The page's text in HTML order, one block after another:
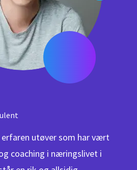
erfaren utøver som har vært
coaching i næringslivet i